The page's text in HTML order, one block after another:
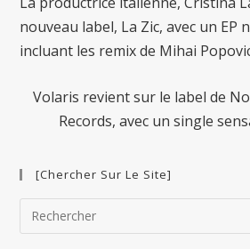
articles
nouveau label, La Zic, avec un EP
incluant les remix de Mihai
Volaris revient sur le label de
Records, avec un single
[Chercher Sur Le Site]